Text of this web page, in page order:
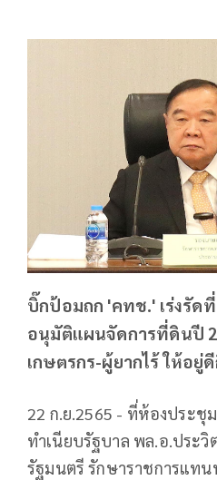
บิ๊กป้อมถก 'คทช.' เร่งรัด
อนุมัติแผนจัดการที่ดินปี
เกษตรกร-ผู้ยากไร้ ให้อ
22 ก.ย.2565 - ที่ห้องประชุ
ทำเนียบรัฐบาล พล.อ.ประวิ
รัฐมนตรี รักษาราชการแท